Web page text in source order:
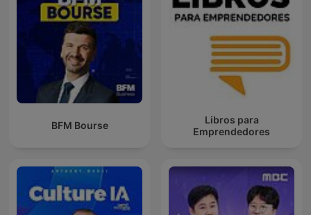
BFM Bourse
Libros para
Emprendedores